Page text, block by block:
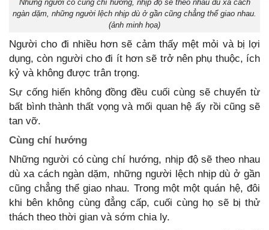
Những người có cùng chí hướng, nhịp độ sẽ theo nhau dù xa cách
ngàn dặm, những người lệch nhịp dù ở gần cũng chẳng thể giao nhau.
(ảnh minh họa)
Người cho đi nhiều hơn sẽ cảm thấy mệt mỏi và bị lợi
dụng, còn người cho đi ít hơn sẽ trở nên phụ thuộc, ích
kỷ và không được trân trọng.
Sự cống hiến không đồng đều cuối cùng sẽ chuyển từ
bất bình thành thất vọng và mối quan hệ ấy rồi cũng sẽ
tan vỡ.
Cùng chí hướng
Những người có cùng chí hướng, nhịp độ sẽ theo nhau
dù xa cách ngàn dặm, những người lệch nhịp dù ở gần
cũng chẳng thể giao nhau. Trong một một quán hệ, đôi
khi bên không cùng đẳng cấp, cuối cùng họ sẽ bị thử
thách theo thời gian và sớm chia ly.